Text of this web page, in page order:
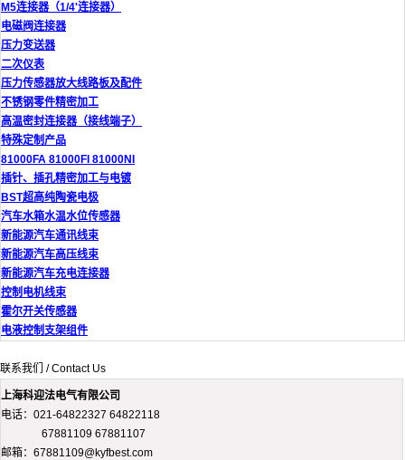
M5连接器（1/4'连接器）
电磁阀连接器
压力变送器
二次仪表
压力传感器放大线路板及配件
不锈钢零件精密加工
高温密封连接器（接线端子）
特殊定制产品
81000FA 81000FI 81000NI
插针、插孔精密加工与电镀
BST超高纯陶瓷电极
汽车水箱水温水位传感器
新能源汽车通讯线束
新能源汽车高压线束
新能源汽车充电连接器
控制电机线束
霍尔开关传感器
电液控制支架组件
联系我们 / Contact Us
上海科迎法电气有限公司
电话：021-64822327 64822118
67881109 67881107
邮箱：67881109@kyfbest.com